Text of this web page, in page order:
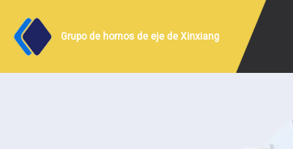
Grupo de hornos de eje de Xinxiang